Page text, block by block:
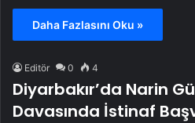
Daha Fazlasını Oku »
Editör 0 4
Diyarbakır’da Narin
Davasında İstinaf